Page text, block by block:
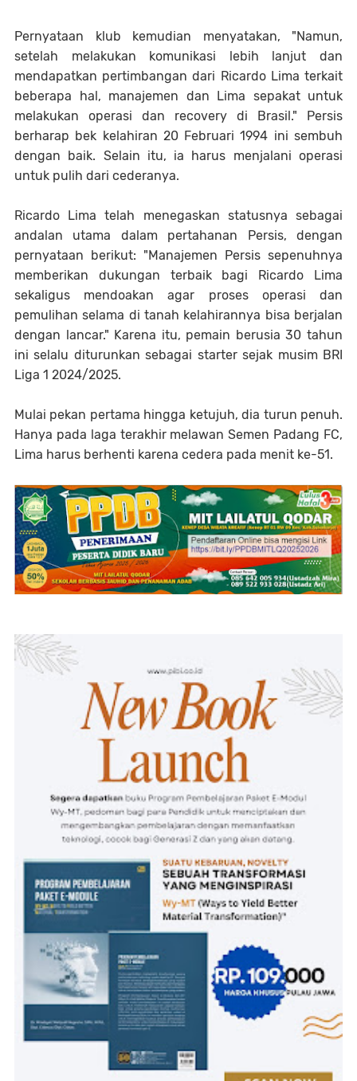
Pernyataan klub kemudian menyatakan, "Namun,
setelah melakukan komunikasi lebih lanjut dan
mendapatkan pertimbangan dari Ricardo Lima terkait
beberapa hal, manajemen dan Lima sepakat untuk
melakukan operasi dan recovery di Brasil." Persis
berharap bek kelahiran 20 Februari 1994 ini sembuh
dengan baik. Selain itu, ia harus menjalani operasi
untuk pulih dari cederanya.
Ricardo Lima telah menegaskan statusnya sebagai
andalan utama dalam pertahanan Persis, dengan
pernyataan berikut: "Manajemen Persis sepenuhnya
memberikan dukungan terbaik bagi Ricardo Lima
sekaligus mendoakan agar proses operasi dan
pemulihan selama di tanah kelahirannya bisa berjalan
dengan lancar." Karena itu, pemain berusia 30 tahun
ini selalu diturunkan sebagai starter sejak musim BRI
Liga 1 2024/2025.
Mulai pekan pertama hingga ketujuh, dia turun penuh.
Hanya pada laga terakhir melawan Semen Padang FC,
Lima harus berhenti karena cedera pada menit ke-51.